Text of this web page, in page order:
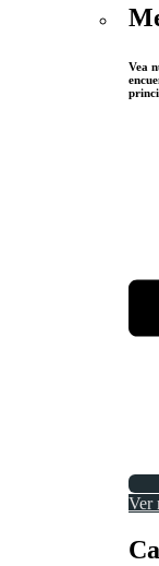
Vea
Ver